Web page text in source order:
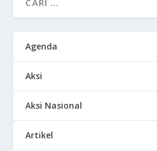
Agenda
Aksi
Aksi Nasional
Artikel